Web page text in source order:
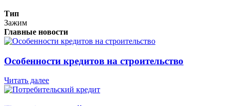
Тип
Зажим
Главные новости
Особенности кредитов на строительство
Читать далее